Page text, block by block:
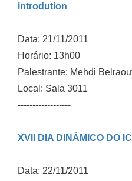
introdution
Data: 21/11/2011
Horário: 13h00
Palestrante: Mehdi
Local: Sala 3011
------------------
XVII DIA DINÂMICO DO
Data: 22/11/2011